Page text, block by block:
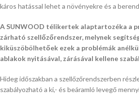
káros hatással lehet a növényekre és a
A SUNWOOD télikertek alaptartozéka a
zárható szellőzőrendszer, melynek
kiküszöbölhetőek ezek a problémák
ablakok nyitásával, zárásával kellene
Hideg időszakban a szellőzőrendszerben
szabályozható a ki,- és beáramló levegő